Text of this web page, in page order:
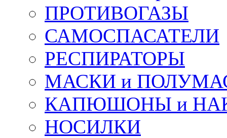
ПРОТИВОГАЗЫ
САМОСПАСАТЕЛИ
РЕСПИРАТОРЫ
МАСКИ и
КАПЮШОНЫ и
НОСИЛКИ